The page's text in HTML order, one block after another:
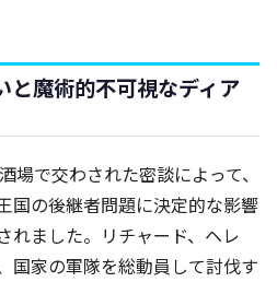
と魔術的不可視なディア
場で交わされた密談によって、
国の後継者問題に決定的な影響
れました。リチャード、ヘレ
国家の軍隊を総動員して討伐す